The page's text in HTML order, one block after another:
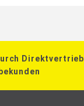
Direktvertrieb